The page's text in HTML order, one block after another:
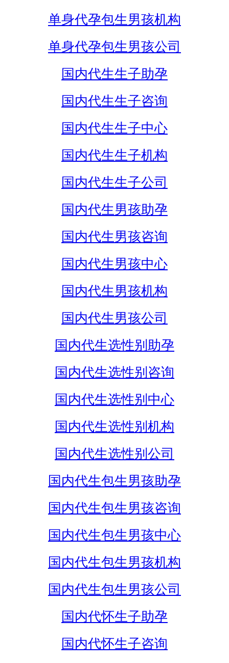
单身代孕包生男孩机构
单身代孕包生男孩公司
国内代生生子助孕
国内代生生子咨询
国内代生生子中心
国内代生生子机构
国内代生生子公司
国内代生男孩助孕
国内代生男孩咨询
国内代生男孩中心
国内代生男孩机构
国内代生男孩公司
国内代生选性别助孕
国内代生选性别咨询
国内代生选性别中心
国内代生选性别机构
国内代生选性别公司
国内代生包生男孩助孕
国内代生包生男孩咨询
国内代生包生男孩中心
国内代生包生男孩机构
国内代生包生男孩公司
国内代怀生子助孕
国内代怀生子咨询